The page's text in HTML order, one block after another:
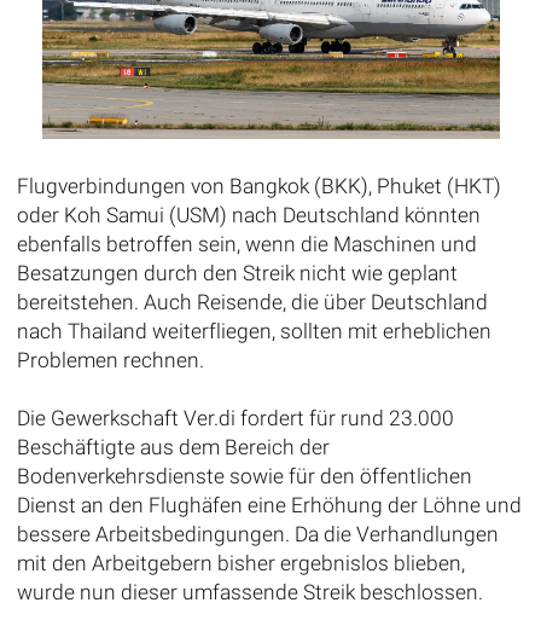
Flugverbindungen von Bangkok (BKK), Phuket (HKT)
oder Koh Samui (USM) nach Deutschland könnten
ebenfalls betroffen sein, wenn die Maschinen und
Besatzungen durch den Streik nicht wie geplant
bereitstehen. Auch Reisende, die über Deutschland
nach Thailand weiterfliegen, sollten mit erheblichen
Problemen rechnen.
Die Gewerkschaft Ver.di fordert für rund 23.000
Beschäftigte aus dem Bereich der
Bodenverkehrsdienste sowie für den öffentlichen
Dienst an den Flughäfen eine Erhöhung der Löhne und
bessere Arbeitsbedingungen. Da die Verhandlungen
mit den Arbeitgebern bisher ergebnislos blieben,
wurde nun dieser umfassende Streik beschlossen.